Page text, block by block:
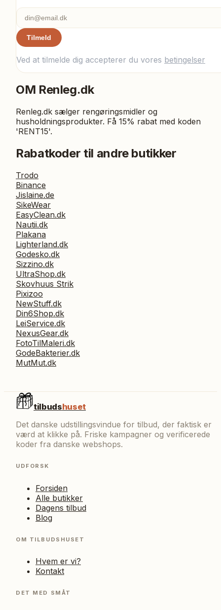
Tilmeld
Ved at tilmelde dig accepterer du vores betingelser
OM Renleg.dk
Renleg.dk sælger rengøringsmidler og
husholdningsprodukter. Få 15% rabat med koden
'RENT15'.
Rabatkoder til andre butikker
Trodo
Binance
Jislaine.de
SikeWear
EasyClean.dk
Nautii.dk
Plakana
Lighterland.dk
Godesko.dk
Sizzino.dk
UltraShop.dk
Skovhuus Strik
Pixizoo
NewStuff.dk
Din6Shop.dk
LeiService.dk
NexusGear.dk
FotoTilMaleri.dk
GodeBakterier.dk
MutMut.dk
tilbudshuset
Det danske udstillingsvindue for tilbud, der faktisk er
værd at klikke på. Friske kampagner og verificerede
koder fra danske webshops.
UDFORSK
Forsiden
Alle butikker
Dagens tilbud
Blog
OM TILBUDSHUSET
Hvem er vi?
Kontakt
DET MED SMÅT